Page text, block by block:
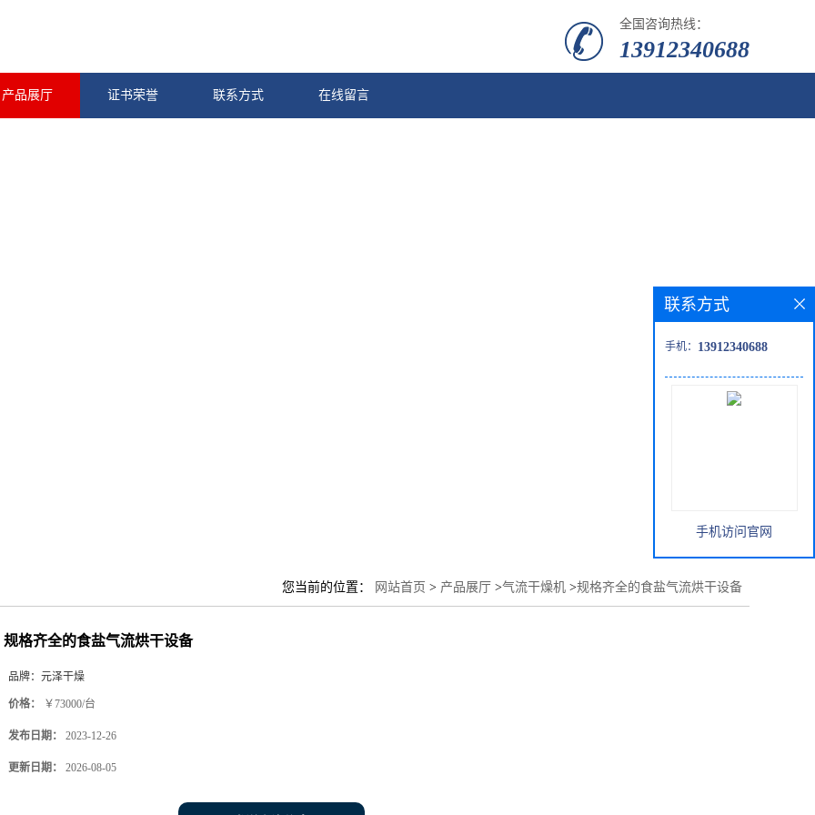
全国咨询热线：
13912340688
产品展厅 证书荣誉 联系方式 在线留言
您当前的位置： 网站首页 > 产品展厅 >气流干燥机 >规格齐全的食盐气流烘干设备
规格齐全的食盐气流烘干设备
品牌： 元泽干燥
价格： ￥73000/台
发布日期： 2023-12-26
更新日期： 2026-08-05
联系方式
手机： 13912340688
手机访问官网